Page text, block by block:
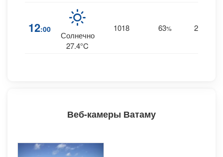
12:00
Солнечно
27.4°C
1018 63% 25
Веб-камеры Ватаму